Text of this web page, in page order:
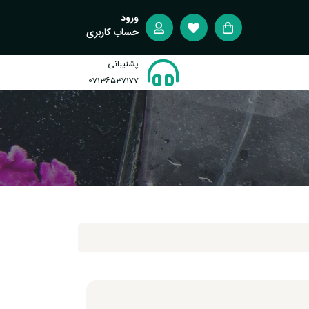
ورود
حساب کاربری
پشتیبانی
07136537177